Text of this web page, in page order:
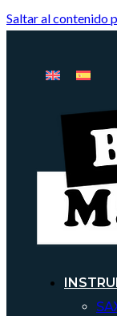
Saltar al contenido